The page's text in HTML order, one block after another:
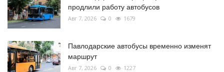
продлили работу автобусов
Авг 7, 2026 0 1679
Павлодарские автобусы временно изменят
маршрут
Авг 7, 2026 0 1227